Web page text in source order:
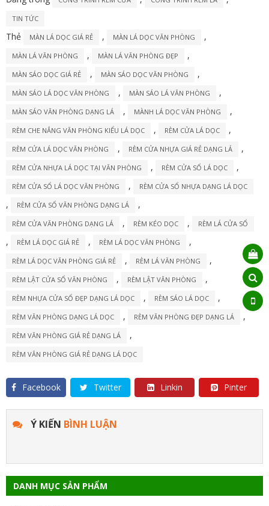
TIN TỨC
Thẻ MÀN LÁ DỌC GIÁ RẺ , MÀN LÁ DỌC VĂN PHÒNG ,
MÀN LÁ VĂN PHÒNG , MÀN LÁ VĂN PHÒNG ĐẸP ,
MÀN SÁO DỌC GIÁ RẺ , MÀN SÁO DỌC VĂN PHÒNG ,
MÀN SÁO LÁ DỌC VĂN PHÒNG , MÀN SÁO LÁ VĂN PHÒNG ,
MÀN SÁO VĂN PHÒNG DẠNG LÁ , MÀNH LÁ DỌC VĂN PHÒNG ,
RÈM CHE NẮNG VĂN PHÒNG KIỂU LÁ DỌC , RÈM CỬA LÁ DỌC ,
RÈM CỬA LÁ DỌC VĂN PHÒNG , RÈM CỬA NHỰA GIÁ RẺ DẠNG LÁ ,
RÈM CỬA NHỰA LÁ DỌC TẠI VĂN PHÒNG , RÈM CỬA SỔ LÁ DỌC ,
RÈM CỬA SỔ LÁ DỌC VĂN PHÒNG , RÈM CỬA SỔ NHỰA DẠNG LÁ DỌC
, RÈM CỬA SỔ VĂN PHÒNG DẠNG LÁ ,
RÈM CỬA VĂN PHÒNG DẠNG LÁ , RÈM KÉO DỌC , RÈM LÁ CỬA SỔ
, RÈM LÁ DỌC GIÁ RẺ , RÈM LÁ DỌC VĂN PHÒNG ,
RÈM LÁ DỌC VĂN PHÒNG GIÁ RẺ , RÈM LÁ VĂN PHÒNG ,
RÈM LẬT CỬA SỔ VĂN PHÒNG , RÈM LẬT VĂN PHÒNG ,
RÈM NHỰA CỬA SỔ ĐẸP DẠNG LÁ DỌC , RÈM SÁO LÁ DỌC ,
RÈM VĂN PHÒNG DẠNG LÁ DỌC , RÈM VĂN PHÒNG ĐẸP DẠNG LÁ ,
RÈM VĂN PHÒNG GIÁ RẺ DẠNG LÁ ,
RÈM VĂN PHÒNG GIÁ RẺ DẠNG LÁ DỌC
Facebook Twitter Linkin Pinter
Ý KIẾN BÌNH LUẬN
DANH MỤC SẢN PHẨM